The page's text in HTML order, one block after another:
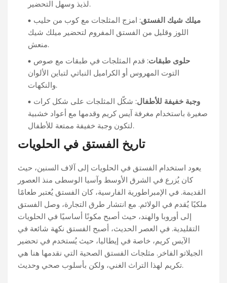
لذيذ وسهل التحضير.
ميلك شيك الفستق: امزج المثلجات مع كوب من حليب
اللوز وقليل من الفستق المفروم لتحضير ميلك شيك
منعش.
حلوى طبقات: قدم المثلجات في طبقات مع صوص
التوت المهروس أو الكراميل النباتي لتباين الألوان
والنكهات.
وجبة خفيفة للأطفال: شكّل المثلجات على شكل كرات
صغيرة باستخدام مغرفة آيس كريم وقدمها مع أعواد خشبية
لتكون وجبة خفيفة ممتعة للأطفال.
تاريخ الفستق في الحلويات
يعود استخدام الفستق في الحلويات إلى آلاف السنين، حيث
كان يُزرع في الشرق الأوسط وآسيا الوسطى منذ العصور
القديمة. في الإمبراطورية الفارسية، كان الفستق يُعتبر طعامًا
ملكيًا يُقدم في الولائم. مع انتشار طرق التجارة، وصل الفستق
إلى أوروبا والهند، حيث أصبح مكونًا أساسيًا في الحلويات
التقليدية. في العصر الحديث، أصبح الفستق نكهة شائعة في
الآيس كريم، خاصة في إيطاليا، حيث يُستخدم في تحضير
الجيلاتو الفاخر. مثلجات الفستق الصحية التي نقدمها هنا هي
تكريم لهذا التراث الغني، ولكن بأسلوب صحي وحديث.